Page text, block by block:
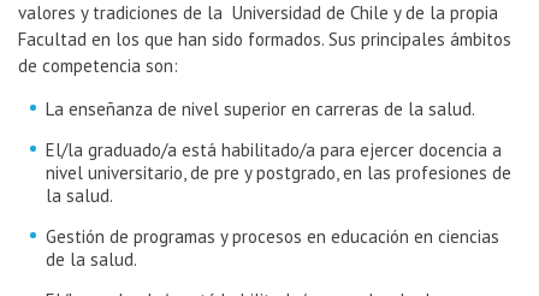
valores y tradiciones de la Universidad de Chile y de la propia
Facultad en los que han sido formados. Sus principales ámbitos
de competencia son:
La enseñanza de nivel superior en carreras de la salud.
El/la graduado/a está habilitado/a para ejercer docencia a
nivel universitario, de pre y postgrado, en las profesiones de
la salud.
Gestión de programas y procesos en educación en ciencias
de la salud.